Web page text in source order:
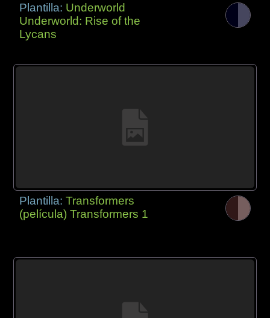
Plantilla: Underworld
Underworld: Rise of the
Lycans
Plantilla:Transformers
(película) Transformers 1